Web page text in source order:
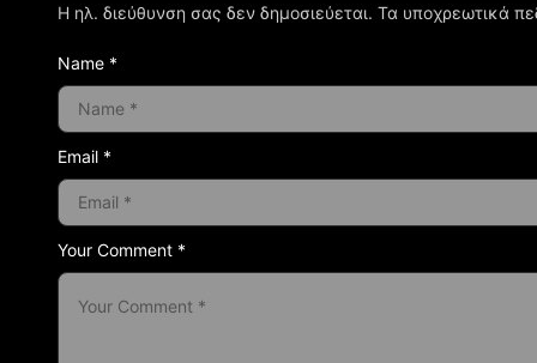
Η ηλ. διεύθυνση σας δεν δημοσιεύεται. Τα υποχρεωτικά
Your Comment *
Name *
Email *